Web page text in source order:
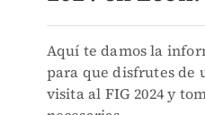
Aquí te damos la
para que disfrutes de
visita al FIG 2024 y